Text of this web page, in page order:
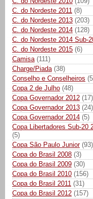
C. do Nordeste 2011 (8)
C. do Nordeste 2013 (203)
C. do Nordeste 2014 (128)
C. do Nordeste 2014 Sub-
C. do Nordeste 2015 (6)
Camisa (111)
Charge/Piada (38)
Conselho e Conselheiros
Copa 2 de Julho (48)
Copa Governador 2012 (17)
Copa Governador 2013 (24)
Copa Governador 2014 (5)
Copa Libertadores Sub-20
(5)
Copa São Paulo Junior (93)
Copa do Brasil 2008 (3)
Copa do Brasil 2009 (30)
Copa do Brasil 2010 (156)
Copa do Brasil 2011 (31)
Copa do Brasil 2012 (157)